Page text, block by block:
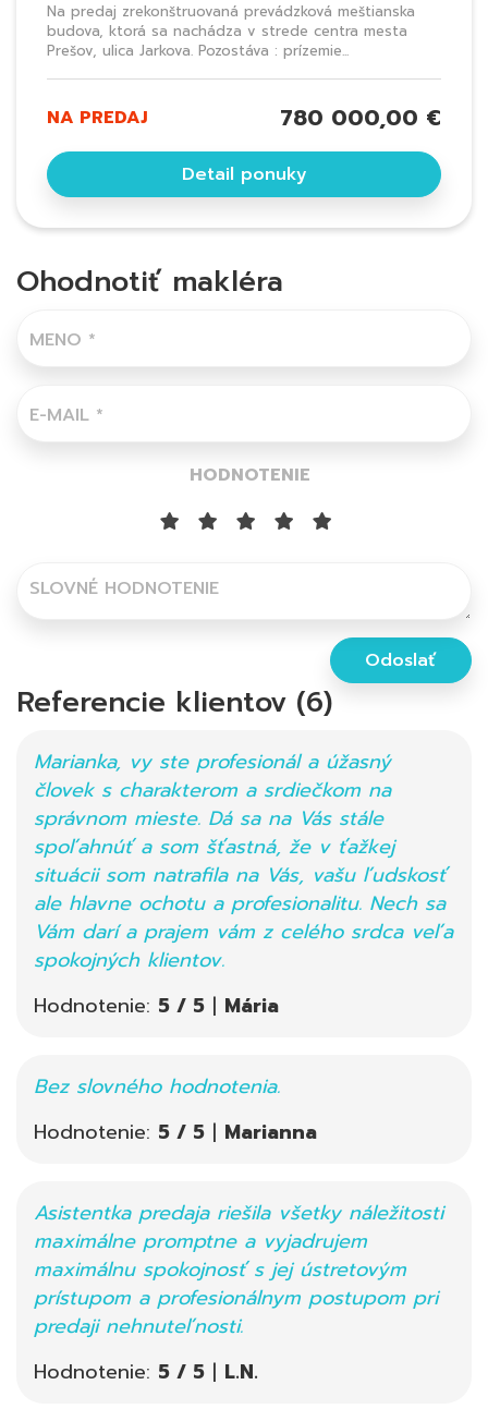
Na predaj zrekonštruovaná prevádzková meštianska
budova, ktorá sa nachádza v strede centra mesta
Prešov, ulica Jarkova. Pozostáva : prízemie...
NA PREDAJ 780 000,00 €
Detail ponuky
Ohodnotiť makléra
MENO *
E-MAIL *
HODNOTENIE
SLOVNÉ HODNOTENIE
Odoslať
Referencie klientov (6)
Marianka, vy ste profesionál a úžasný
človek s charakterom a srdiečkom na
správnom mieste. Dá sa na Vás stále
spoľahnúť a som šťastná, že v ťažkej
situácii som natrafila na Vás, vašu ľudskosť
ale hlavne ochotu a profesionalitu. Nech sa
Vám darí a prajem vám z celého srdca veľa
spokojných klientov.
Hodnotenie: 5 / 5 | Mária
Bez slovného hodnotenia.
Hodnotenie: 5 / 5 | Marianna
Asistentka predaja riešila všetky náležitosti
maximálne promptne a vyjadrujem
maximálnu spokojnosť s jej ústretovým
prístupom a profesionálnym postupom pri
predaji nehnuteľnosti.
Hodnotenie: 5 / 5 | L.N.